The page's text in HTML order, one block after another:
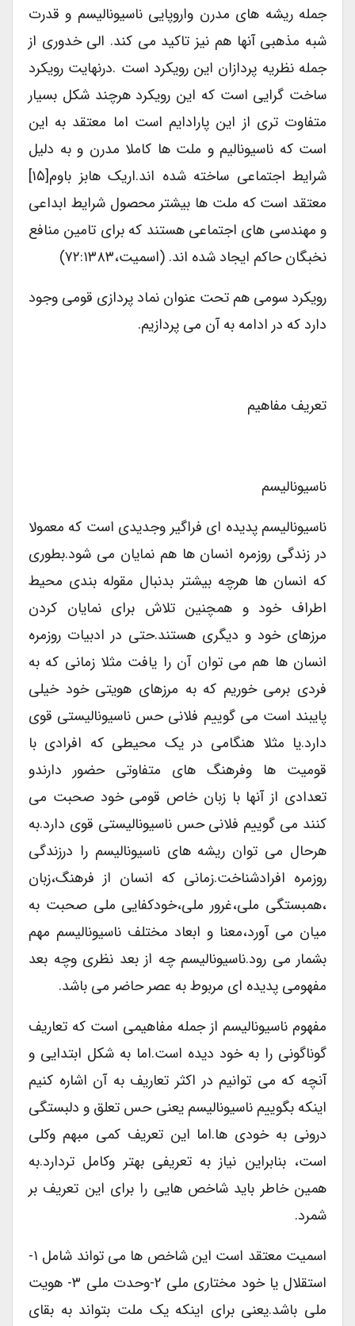
جمله ریشه های مدرن واروپایی ناسیونالیسم و قدرت
شبه مذهبی آنها هم نیز تاکید می کند. الی خدوری از
جمله نظریه پردازان این رویکرد است .درنهایت رویکرد
ساخت گرایی است که این رویکرد هرچند شکل بسیار
متفاوت تری از این پارادایم است اما معتقد به این
است که ناسیونالیم و ملت ها کاملا مدرن و به دلیل
شرایط اجتماعی ساخته شده اند.اریک هابز باوم[۱۵]
معتقد است که ملت ها بیشتر محصول شرایط ابداعی
و مهندسی های اجتماعی هستند که برای تامین منافع
نخبگان حاکم ایجاد شده اند. (اسمیت،۷۲:۱۳۸۳)
رویکرد سومی هم تحت عنوان نماد پردازی قومی وجود
دارد که در ادامه به آن می پردازیم.
تعریف مفاهیم
ناسیونالیسم
ناسیونالیسم پدیده ای فراگیر وجدیدی است که معمولا
در زندگی روزمره انسان ها هم نمایان می شود.بطوری
که انسان ها هرچه بیشتر بدنبال مقوله بندی محیط
اطراف خود و همچنین تلاش برای نمایان کردن
مرزهای خود و دیگری هستند.حتی در ادبیات روزمره
انسان ها هم می توان آن را یافت مثلا زمانی که به
فردی برمی خوریم که به مرزهای هویتی خود خیلی
پایبند است می گوییم فلانی حس ناسیونالیستی قوی
دارد.یا مثلا هنگامی در یک محیطی که افرادی با
قومیت ها وفرهنگ های متفاوتی حضور دارندو
تعدادی از آنها با زبان خاص قومی خود صحبت می
کنند می گوییم فلانی حس ناسیونالیستی قوی دارد.به
هرحال می توان ریشه های ناسیونالیسم را درزندگی
روزمره افرادشناخت.زمانی که انسان از فرهنگ،زبان
،همبستگی ملی،غرور ملی،خودکفایی ملی صحبت به
میان می آورد،معنا و ابعاد مختلف ناسیونالیسم مهم
بشمار می رود.ناسیونالیسم چه از بعد نظری وچه بعد
مفهومی پدیده ای مربوط به عصر حاضر می باشد.
مفهوم ناسیونالیسم از جمله مفاهیمی است که تعاریف
گوناگونی را به خود دیده است.اما به شکل ابتدایی و
آنچه که می توانیم در اکثر تعاریف به آن اشاره کنیم
اینکه بگوییم ناسیونالیسم یعنی حس تعلق و دلبستگی
درونی به خودی ها.اما این تعریف کمی مبهم وکلی
است، بنابراین نیاز به تعریفی بهتر وکامل تردارد.به
همین خاطر باید شاخص هایی را برای این تعریف بر
شمرد.
اسمیت معتقد است این شاخص ها می تواند شامل ۱-
استقلال یا خود مختاری ملی ۲-وحدت ملی ۳- هویت
ملی باشد.یعنی برای اینکه یک ملت بتواند به بقای